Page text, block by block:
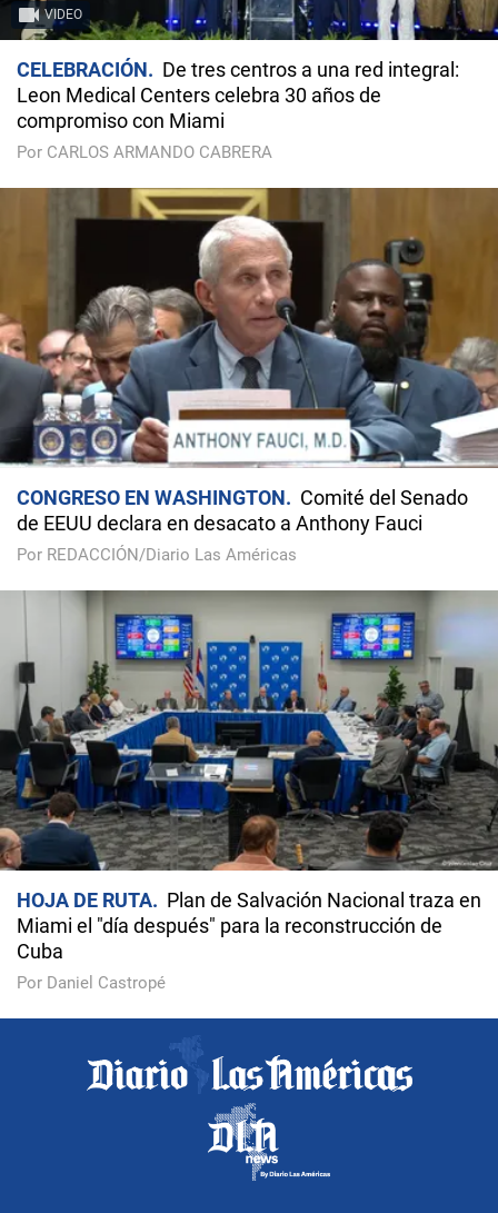
VIDEO
CELEBRACIÓN
De tres centros a una red integral:
Leon Medical Centers celebra 30 años de
compromiso con Miami
Por CARLOS ARMANDO CABRERA
CONGRESO EN WASHINGTON
Comité del Senado
de EEUU declara en desacato a Anthony Fauci
Por REDACCIÓN/Diario Las Américas
HOJA DE RUTA
Plan de Salvación Nacional traza en
Miami el "día después" para la reconstrucción de
Cuba
Por Daniel Castropé